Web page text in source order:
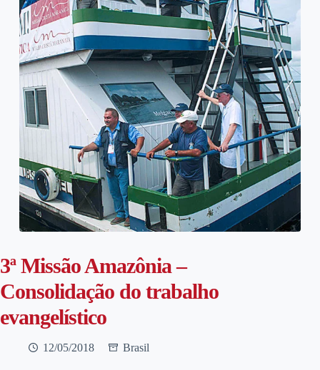
3ª Missão Amazônia –
Consolidação do trabalho
evangelístico
12/05/2018 Brasil